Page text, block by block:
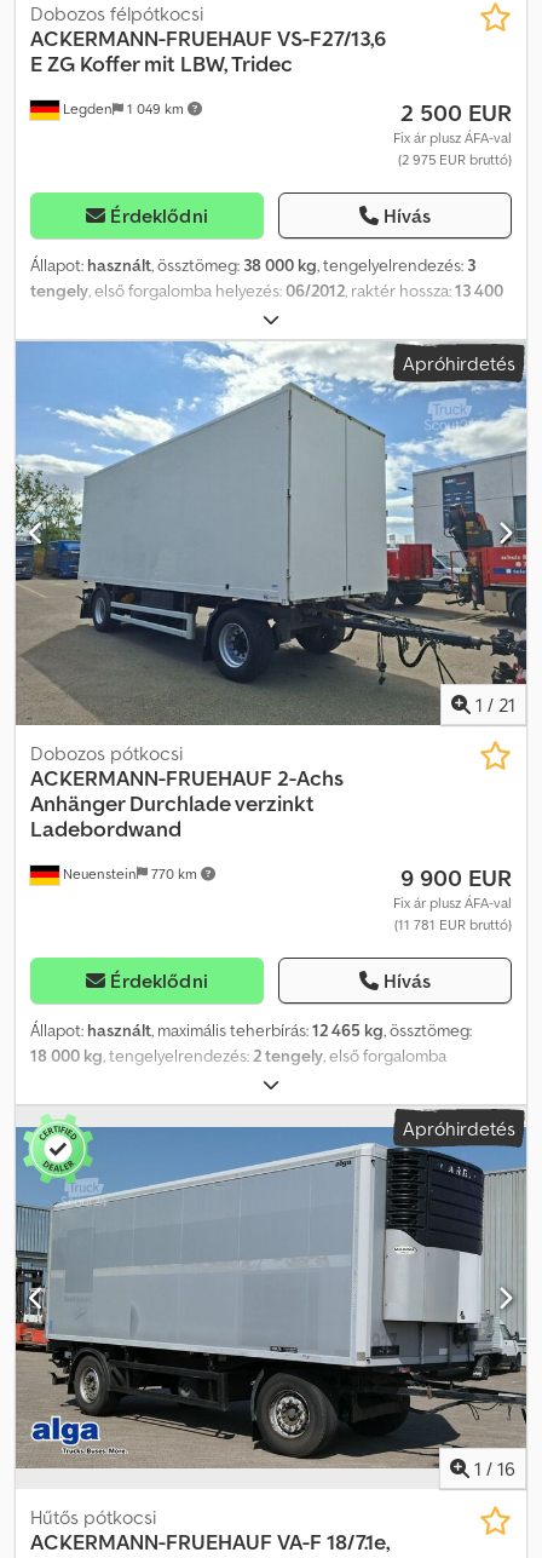
Legden 1 049 km
Dobozos félpótkocsi
ACKERMANN-FRUEHAUF VS-F27/13,6
E ZG Koffer mit LBW, Tridec
2 500 EUR
Fix ár plusz ÁFA-val
(2 975 EUR bruttó)
Érdeklődni Hívás
Állapot: használt, össztömeg: 38 000 kg, tengelyelrendezés: 3
tengely, első forgalomba helyezés:06/2012, raktér hossza:13 400
2 480 mm
teljes szélesség:2 600 mm, teljes magasság:3 850 mm,
, * Tridec * Emelőhátfal * Emelt tengely *
EuroScan ----Belső járműszám: 7799----Tévedések és közbenső
értékesítés jogát fenntartjuk. WhatsApp-támogatás elérhető! Ha
kérdése van a járművel kapcsolatban vagy további információkra
van szüksége, bátran írjon nekünk WhatsAppon keresztül.
Dodpfxsma Hazo Adxjwa Whatsapp Whatsapp
Apróhirdetés
1 / 21
Neuenstein 770 km
Dobozos pótkocsi
ACKERMANN-FRUEHAUF 2-Achs
Anhänger Durchlade verzinkt
Ladebordwand
9 900 EUR
Fix ár plusz ÁFA-val
(11 781 EUR bruttó)
Érdeklődni Hívás
Állapot: használt, maximális teherbírás:12 465 kg, össztömeg:
18 000 kg, tengelyelrendezés:2 tengely, első forgalomba
, raktér hossza:7 310 mm
2 480 mm, raktérmagasság:2 600 mm, rakodótér térfogata:47 m³,
Felszereltség:ABS, emelőhátfal, * 6582 – Járműazonosító
telefonos megkeresésekhez * Típus: KA-F 18/7.3E * ABS, BPW-Eco
Plus tengelyek, tárcsafékek, légrugózás (emelés/süllyesztés),
hosszúságban állítható vonókar, tárolórekeszek, horganyzott váz,
hátul beépített lépcső, elektromos kerék * Elöl található ajtók –
átrakodási lehetőség * Világítás, 3 db rögzítő sín a falon, rögzítő
sín a bal és jobb oldalon a padlóban, rögzítőgyűrűk * Bär
rakodóplatform, 1500 kg teherbírás, szélesség: 2,10 m, saját
akkumulátorok * Első tengely gumija: 385/55R22,5 (13/13 mm) *
Második tengely gumija: 265/70R19,5 (13/13 mm) ----E-mail címünk:
Dedpfxeztib Io Adxjwa Szolgáltatásaink: - Rövid távú vagy
vámmatricás forgalmi engedély beszerzése - Átszállítás/szállítás
az EU-ban - Járművek vámkezelése harmadik országba
WhatsApp elérhetőség angol, német, orosz és más nyelveken:
Apróhirdetés
1 / 16
Hűtős pótkocsi
ACKERMANN-FRUEHAUF VA-F 18/7.1e,